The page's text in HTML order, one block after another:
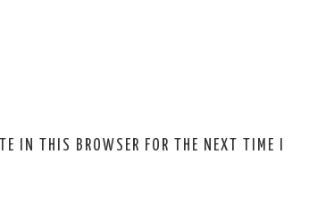
IN THIS BROWSER FOR THE NEXT TIME I